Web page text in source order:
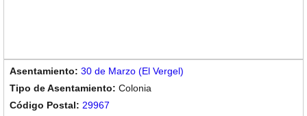
30 de Marzo (El Vergel)
Colonia
29967